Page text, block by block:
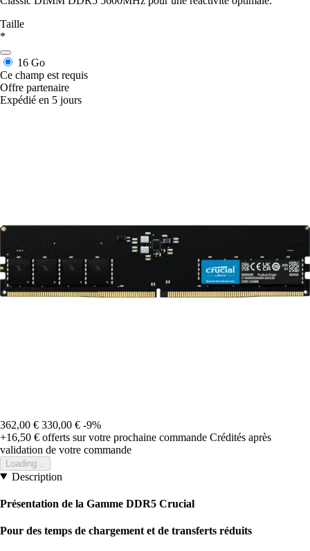
Taille
*
16 Go
Ce champ est requis
Offre partenaire
Expédié en 5 jours
362,00 € 330,00 € -9%
+16,50 € offerts sur votre prochaine commande Crédités après
validation de votre commande
Loading...
Description
Présentation de la Gamme DDR5 Crucial
Pour des temps de chargement et de transferts réduits